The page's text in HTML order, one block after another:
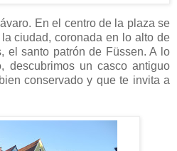
En el centro de la plaza se
ciudad, coronada en lo alto de
el santo patrón de Füssen. A lo
descubrimos un casco antiguo
conservado y que te invita a